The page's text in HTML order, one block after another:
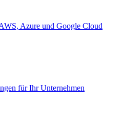
Azure und Google Cloud
für Ihr Unternehmen